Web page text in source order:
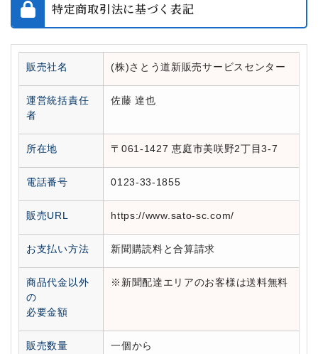
特定商取引法に基づく表記
販売社名 (株)さとう道新販売サービスセンター
運営統括責任
者
佐藤 達也
所在地 〒061-1427 恵庭市美咲野2丁目3-7
電話番号 0123-33-1855
販売URL https://www.sato-sc.com/
お支払い方法 新聞購読料と合算請求
商品代金以外
の
必要金額
※新聞配達エリアのお客様は送料無料
販売数量 一個から